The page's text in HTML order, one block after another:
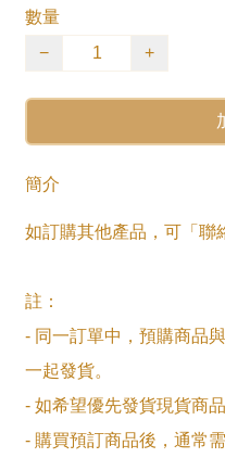
數量
−
+
簡介
如訂購其他產品，可「聯
註：
- 同一訂單中，預購商品
一起發貨。
- 如希望優先發貨現貨商
- 購買預訂商品後，通常